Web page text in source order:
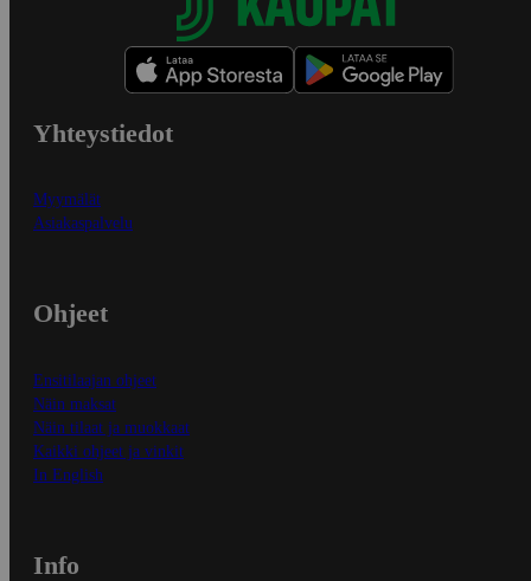
Yhteystiedot
Myymälät
Asiakaspalvelu
Ohjeet
Ensitilaajan ohjeet
Näin maksat
Näin tilaat ja muokkaat
Kaikki ohjeet ja vinkit
In English
Info